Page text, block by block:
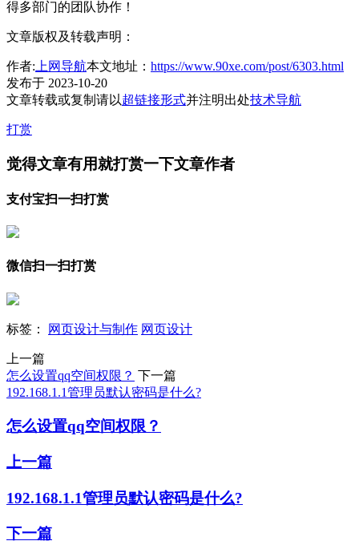
得多部门的团队协作！
文章版权及转载声明：
作者: 上网导航本文地址： https://www.90xe.com/post/6303.html
发布于 2023-10-20
文章转载或复制请以超链接形式并注明出处技术导航
打赏
觉得文章有用就打赏一下文章作者
支付宝扫一扫打赏
微信扫一扫打赏
标签： 网页设计与制作 网页设计
上一篇
怎么设置qq空间权限？ 下一篇
192.168.1.1管理员默认密码是什么?
怎么设置qq空间权限？
上一篇
192.168.1.1管理员默认密码是什么?
下一篇